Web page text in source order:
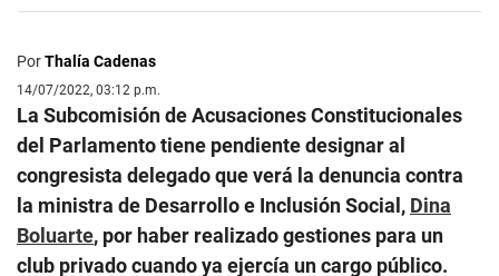
PorThalía Cadenas
14/07/2022, 03:12 p.m.
La Subcomisión de Acusaciones Constitucionales
del Parlamento tiene pendiente designar al
congresista delegado que verá la denuncia contra
la ministra de Desarrollo e Inclusión Social, Dina
Boluarte, por haber realizado gestiones para un
club privado cuando ya ejercía un cargo público.